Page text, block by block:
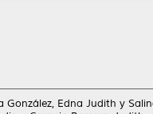
González, Edna Judith y